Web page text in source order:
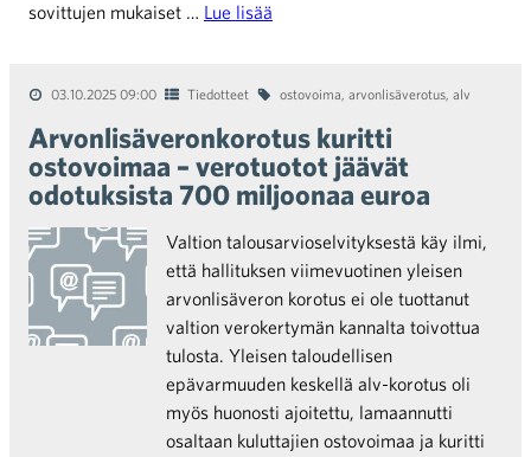
sovittujen mukaiset … Lue lisää
03.10.2025 09:00 Tiedotteet ostovoima, arvonlisäverotus, alv
Arvonlisäveronkorotus kuritti
ostovoimaa – verotuotot jäävät
odotuksista 700 miljoonaa euroa
Valtion talousarvioselvityksestä käy ilmi,
että hallituksen viimevuotinen yleisen
arvonlisäveron korotus ei ole tuottanut
valtion verokertymän kannalta toivottua
tulosta. Yleisen taloudellisen
epävarmuuden keskellä alv-korotus oli
myös huonosti ajoitettu, lamaannutti
osaltaan kuluttajien ostovoimaa ja kuritti